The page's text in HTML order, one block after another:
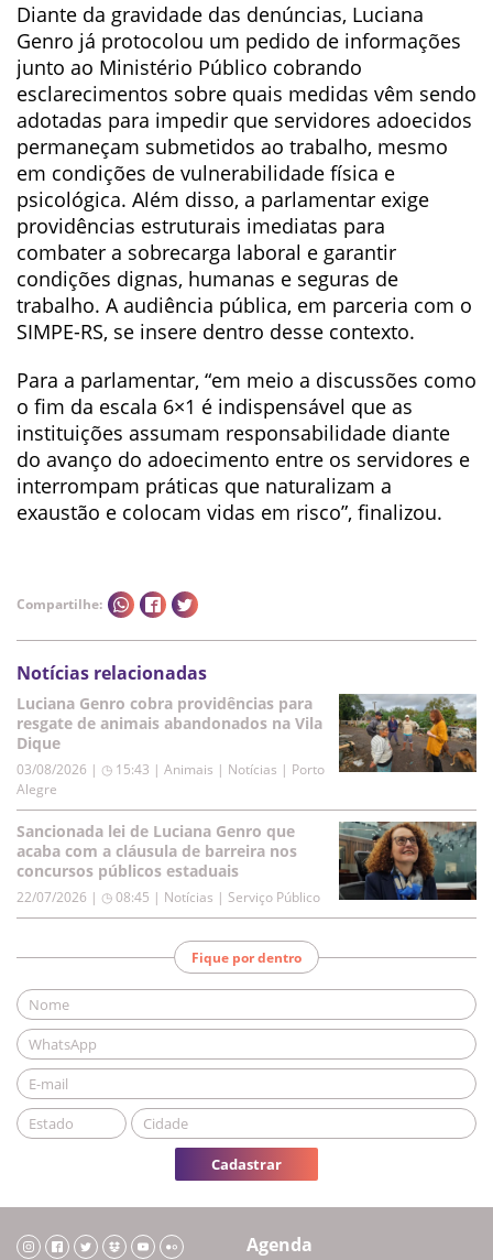
Diante da gravidade das denúncias, Luciana
Genro já protocolou um pedido de informações
junto ao Ministério Público cobrando
esclarecimentos sobre quais medidas vêm sendo
adotadas para impedir que servidores adoecidos
permaneçam submetidos ao trabalho, mesmo
em condições de vulnerabilidade física e
psicológica. Além disso, a parlamentar exige
providências estruturais imediatas para
combater a sobrecarga laboral e garantir
condições dignas, humanas e seguras de
trabalho. A audiência pública, em parceria com o
SIMPE-RS, se insere dentro desse contexto.
Para a parlamentar, “em meio a discussões como
o fim da escala 6×1 é indispensável que as
instituições assumam responsabilidade diante
do avanço do adoecimento entre os servidores e
interrompam práticas que naturalizam a
exaustão e colocam vidas em risco”, finalizou.
Compartilhe:
Notícias relacionadas
Luciana Genro cobra providências para
resgate de animais abandonados na Vila
Dique
03/08/2026 | ◷ 15:43 | Animais | Notícias | Porto
Alegre
Sancionada lei de Luciana Genro que
acaba com a cláusula de barreira nos
concursos públicos estaduais
22/07/2026 | ◷ 08:45 | Notícias | Serviço Público
Fique por dentro
Cadastrar
Agenda